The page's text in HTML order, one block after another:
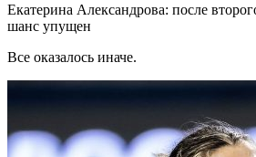
Екатерина Александрова: после
шанс упущен
Все оказалось иначе.